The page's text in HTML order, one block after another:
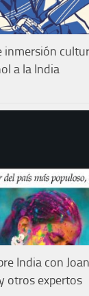
inmersión
a la India
India con
otros expertos